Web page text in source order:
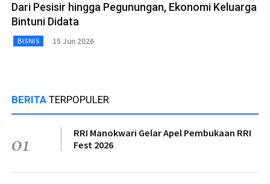
Dari Pesisir hingga Pegunungan, Ekonomi Keluarga
Bintuni Didata
BISNIS 15 Jun 2026
BERITA TERPOPULER
01
RRI Manokwari Gelar Apel Pembukaan RRI
Fest 2026